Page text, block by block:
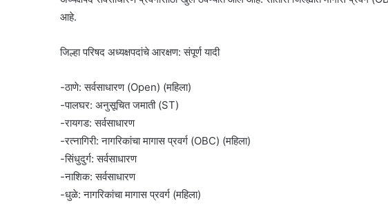
आहे.
जिल्हा परिषद अध्यक्षपदांचे आरक्षण: संपूर्ण यादी
-ठाणे: सर्वसाधारण (Open) (महिला)
-पालघर: अनुसूचित जमाती (ST)
-रायगड: सर्वसाधारण
-रत्नागिरी: नागरिकांचा मागास प्रवर्ग (OBC) (महिला)
-सिंधुदुर्ग: सर्वसाधारण
-नाशिक: सर्वसाधारण
-धुळे: नागरिकांचा मागास प्रवर्ग (महिला)